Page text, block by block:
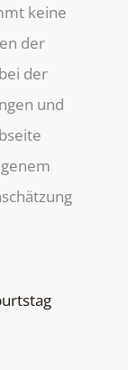
keine
der
der
und